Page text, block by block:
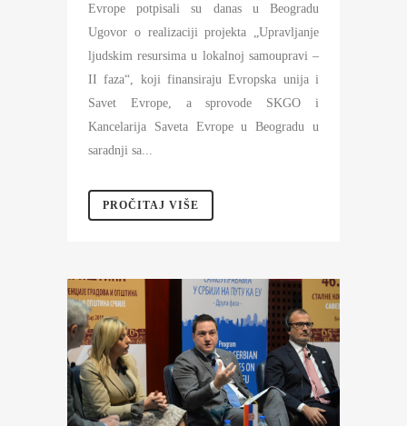
Evrope potpisali su danas u Beogradu
Ugovor o realizaciji projekta „Upravljanje
ljudskim resursima u lokalnoj samoupravi –
II faza“, koji finansiraju Evropska unija i
Savet Evrope, a sprovode SKGO i
Kancelarija Saveta Evrope u Beogradu u
saradnji sa...
PROČITAJ VIŠE